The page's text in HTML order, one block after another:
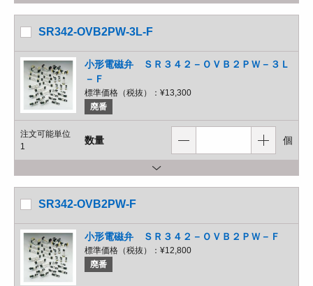
SR342-OVB2PW-3L-F
小形電磁弁 ＳＲ３４２－ＯＶＢ２ＰＷ－３Ｌ
－Ｆ
標準価格（税抜）： ¥13,300
廃番
注文可能単位
1
数量 個
SR342-OVB2PW-F
小形電磁弁 ＳＲ３４２－ＯＶＢ２ＰＷ－Ｆ
標準価格（税抜）： ¥12,800
廃番